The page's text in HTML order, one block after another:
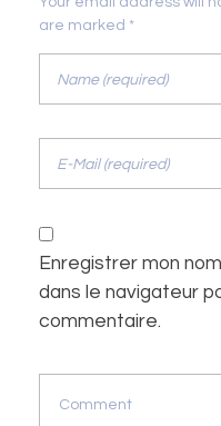
are marked *
Enregistrer mon
dans le navigateur
commentaire.